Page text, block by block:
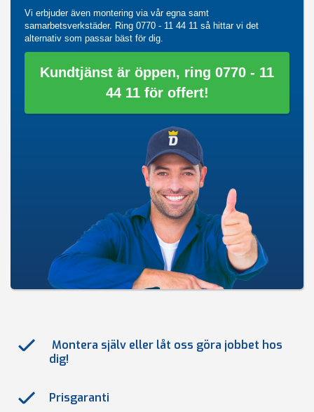
Vi erbjuder även montering via vår egna samt
samarbetsverkstäder. Ring 0770 - 11 44 11 så hittar vi det
alternativ som passar bäst för dig.
Kundtjänst är öppen, ring 0770 - 11
44 11 för offert!
Montera själv eller låt oss göra jobbet hos
dig!
Prisgaranti